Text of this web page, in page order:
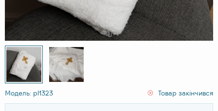
Модель: pl1323 Товар закінчився